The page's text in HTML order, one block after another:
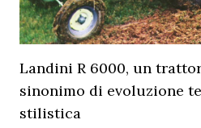
Landini R 6000, un
sinonimo di evoluzione
stilistica